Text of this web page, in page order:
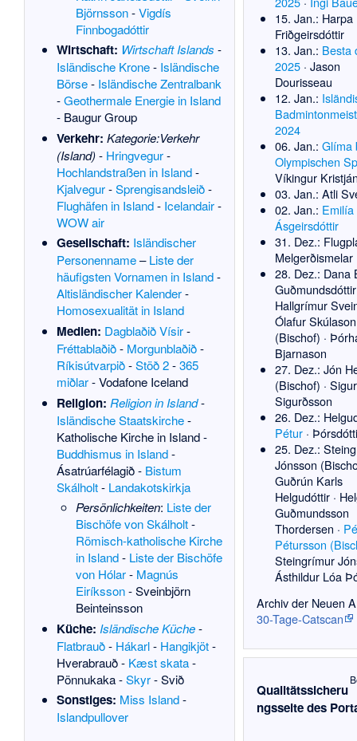
Björnsson-Vigdís
Finnbogadóttir
Wirtschaft: Wirtschaft Islands -
Isländische Krone- Isländische
Börse- Isländische Zentralbank
-Geothermale Energie in Island
- Baugur Group
Verkehr: Kategorie:Verkehr
(Island)- Hringvegur-
Hochlandstraßen in Island-
Kjalvegur-Sprengisandsleið-
Flughäfen in Island- Icelandair-
WOW air
Gesellschaft: Isländischer
Personenname–Liste der
häufigsten Vornamen in Island-
Altisländischer Kalender-
Homosexualität in Island
Medien: Dagblaðið Vísir-
Fréttablaðið- Morgunblaðið-
Ríkisútvarpið-Stöð 2-365
miðlar-Vodafone Iceland
Religion: Religion in Island-
Isländische Staatskirche-
Katholische Kirche in Island-
Buddhismus in Island-
Ásatrúarfélagið- Bistum
Skálholt- Landakotskirkja
Persönlichkeiten: Liste der
Bischöfe von Skálholt-
Römisch-katholische Kirche
in Island- Liste der Bischöfe
von Hólar- Magnús
Eiríksson-Sveinbjörn
Beinteinsson
Küche: Isländische Küche-
Flatbrauð- Hákarl- Hangikjöt-
Hverabrauð- Kæst skata-
Pönnukaka-Skyr-Svið
Sonstiges: Miss Island-
Islandpullover
15. Jan.:
Friðgeirsdóttir
13. Jan.: Besta
2025· Jason
Dourisseau
12. Jan.:
2024
06. Jan.: Glíma
Olympischen
Víkingur
03. Jan.: Atli
02. Jan.: Emilía
Ásgeirsdóttir
31. Dez.:
Melgerðismelar
28. Dez.: Dana
Guðmundsdóttir
Hallgrímur
Ólafur Skúlason
(Bischof) ·
Bjarnason
27. Dez.: Jón
(Bischof) ·
Sigurðsson
26. Dez.:
Pétur·
25. Dez.:
Jónsson
Guðrún Karls
Helgudóttir·
Guðmundsson
Thordersen ·
Pétursson
Steingrímur
Ásthildur Lóa
Archiv der Neuen
30-Tage-Catscan
Qualitätssicheru
ngsseite des